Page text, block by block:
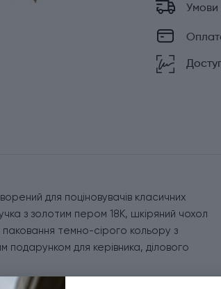
Умови
для поціновувачів класичних
з золотим пером 18К, шкіряний чохол
темно-сірого кольору з
подарунком для керівника, ділового